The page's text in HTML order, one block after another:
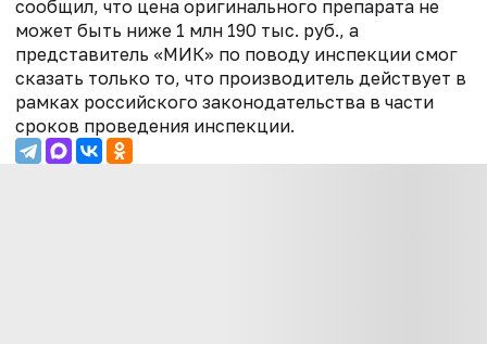
сообщил, что цена оригинального препарата не
может быть ниже 1 млн 190 тыс. руб., а
представитель «МИК» по поводу инспекции смог
сказать только то, что производитель действует в
рамках российского законодательства в части
сроков проведения инспекции.